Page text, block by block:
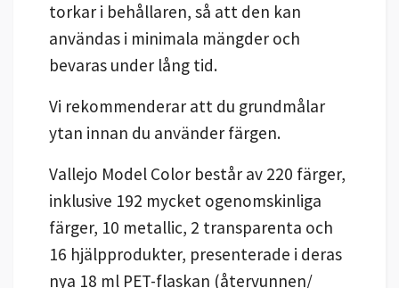
torkar i behållaren, så att den kan
användas i minimala mängder och
bevaras under lång tid.
Vi rekommenderar att du grundmålar
ytan innan du använder färgen.
Vallejo Model Color består av 220 färger,
inklusive 192 mycket ogenomskinliga
färger, 10 metallic, 2 transparenta och
16 hjälpprodukter, presenterade i deras
nya 18 ml PET-flaskan (återvunnen/